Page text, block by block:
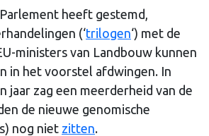
heeft gestemd,
(‘trilogen‘) met de
ministers van Landbouw kunnen
in het voorstel afdwingen. In
jaar zag een meerderheid van de
de nieuwe genomische
nog niet zitten.